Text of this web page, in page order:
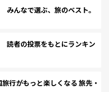
んなで選ぶ、旅のベスト。
読者の投票をもとにランキン
行がもっと楽しくなる 旅先・